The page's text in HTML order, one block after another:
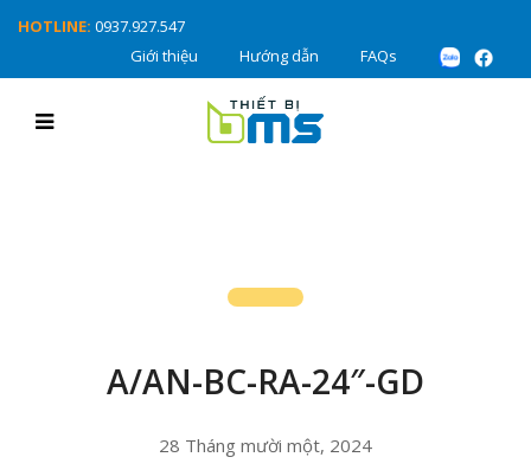
HOTLINE: 0937.927.547
Giới thiệu
Hướng dẫn FAQs
A/AN-BC-RA-24″-GD
28 Tháng mười một, 2024